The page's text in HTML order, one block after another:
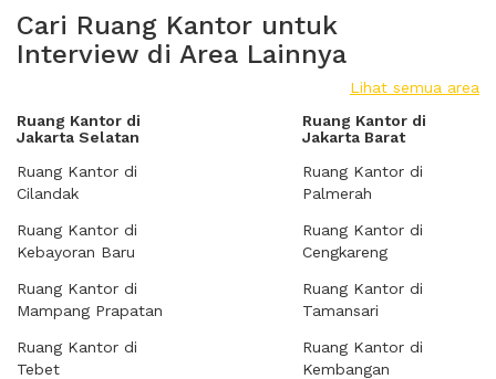
Cari Ruang Kantor untuk
Interview di Area Lainnya
Lihat semua area
Ruang Kantor di
Jakarta Selatan
Ruang Kantor di
Cilandak
Ruang Kantor di
Kebayoran Baru
Ruang Kantor di
Mampang Prapatan
Ruang Kantor di
Tebet
Ruang Kantor di
Jakarta Barat
Ruang Kantor di
Palmerah
Ruang Kantor di
Cengkareng
Ruang Kantor di
Tamansari
Ruang Kantor di
Kembangan